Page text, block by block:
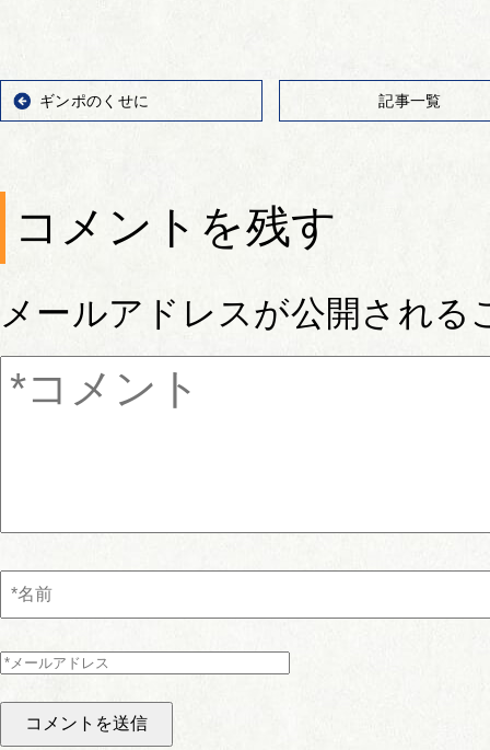
ギンポのくせに 記事一覧
コメントを残す
メールアドレスが公開される